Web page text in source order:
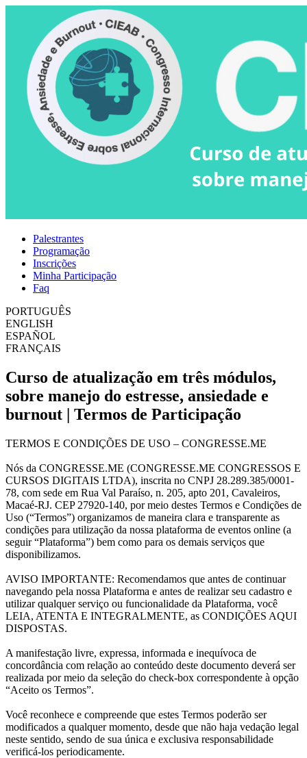
Palestrantes
Programação
Inscrições
Minha Participação
Faq
PORTUGUÊS
ENGLISH
ESPAÑOL
FRANÇAIS
Curso de atualização em três módulos,
sobre manejo do estresse, ansiedade e
burnout | Termos de Participação
TERMOS E CONDIÇÕES DE USO – CONGRESSE.ME
Nós da CONGRESSE.ME (CONGRESSE.ME CONGRESSOS E
CURSOS DIGITAIS LTDA), inscrita no CNPJ 28.289.385/0001-
78, com sede em Rua Val Paraíso, n. 205, apto 201, Cavaleiros,
Macaé-RJ. CEP 27920-140, por meio destes Termos e Condições de
Uso (“Termos”) organizamos de maneira clara e transparente as
condições para utilização da nossa plataforma de eventos online (a
seguir “Plataforma”) bem como para os demais serviços que
disponibilizamos.
AVISO IMPORTANTE: Recomendamos que antes de continuar
navegando pela nossa Plataforma e antes de realizar seu cadastro e
utilizar qualquer serviço ou funcionalidade da Plataforma, você
LEIA, ATENTA E INTEGRALMENTE, as CONDIÇÕES AQUI
DISPOSTAS.
A manifestação livre, expressa, informada e inequívoca de
concordância com relação ao conteúdo deste documento deverá ser
realizada por meio da seleção do check-box correspondente à opção
“Aceito os Termos”.
Você reconhece e compreende que estes Termos poderão ser
modificados a qualquer momento, desde que não haja vedação legal
neste sentido, sendo de sua única e exclusiva responsabilidade
verificá-los periodicamente.